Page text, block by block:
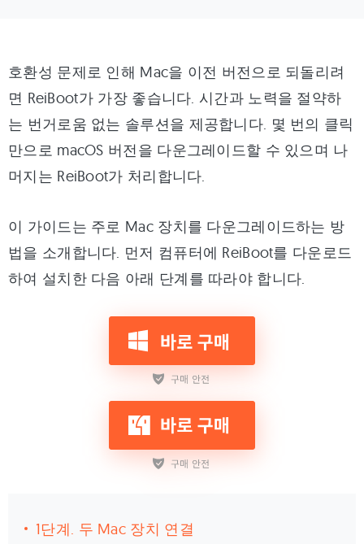
호환성 문제로 인해 Mac을 이전 버전으로 되돌리려
면 ReiBoot가 가장 좋습니다. 시간과 노력을 절약하
는 번거로움 없는 솔루션을 제공합니다. 몇 번의 클릭
만으로 macOS 버전을 다운그레이드할 수 있으며 나
머지는 ReiBoot가 처리합니다.
이 가이드는 주로 Mac 장치를 다운그레이드하는 방
법을 소개합니다. 먼저 컴퓨터에 ReiBoot를 다운로드
하여 설치한 다음 아래 단계를 따라야 합니다.
1단계. 두 Mac 장치 연결